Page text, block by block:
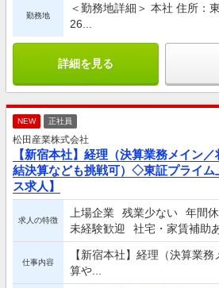
勤務地
＜勤務地詳細＞ 本社 住所：
26...
詳細を見る
NEW 正社員
松田産業株式会社
【新宿本社】経理（決算業務メイン
結決算なども挑戦可）◇東証プライム
ス求人】
求人の特徴
上場企業 残業少ない
年間
未経験歓迎
社宅・家賃補助
仕事内容
【新宿本社】経理（決算業
算や...